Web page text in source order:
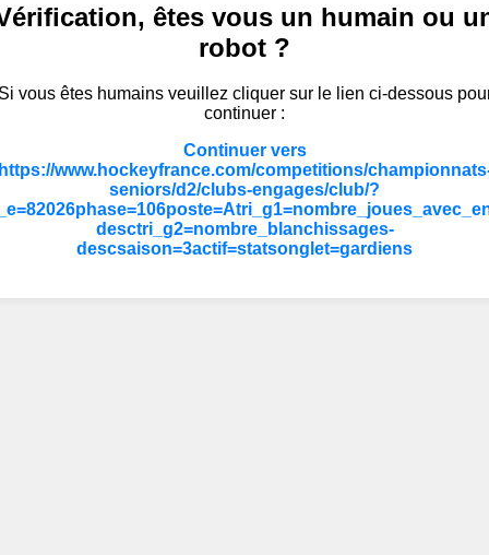
êtes vous un humain ou
robot ?
vous êtes humains veuillez cliquer sur le lien ci-dessous
continuer :
Continuer vers
www.hockeyfrance.com/competitions/
seniors/d2/clubs-engages/club/?
desctri_g2=nombre_blanchissages-
descsaison=3actif=statsonglet=gardiens